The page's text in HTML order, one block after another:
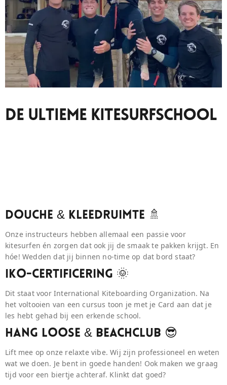
De Ultieme Kitesurfschool
Douche & Kleedruimte 🚿
Onze instructeurs hebben allemaal een passie voor
kitesurfen én zorgen dat ook jij de smaak te pakken krijgt. En
hóe! Wedden dat jij binnen no-time op dat bord staat?
IKO-Certificering 🌞
Dit staat voor International Kiteboarding Organization. Na
het voltooien van een cursus toon je met je Card aan dat je
les hebt gehad bij een erkende school.
Hang Loose & BeaCHCLUB 😎
Lift mee op onze relaxte vibe. Wij zijn professioneel en weten
wat we doen. Je bent in goede handen! Ook maken we graag
tijd voor een biertje achteraf. Klinkt dat goed?